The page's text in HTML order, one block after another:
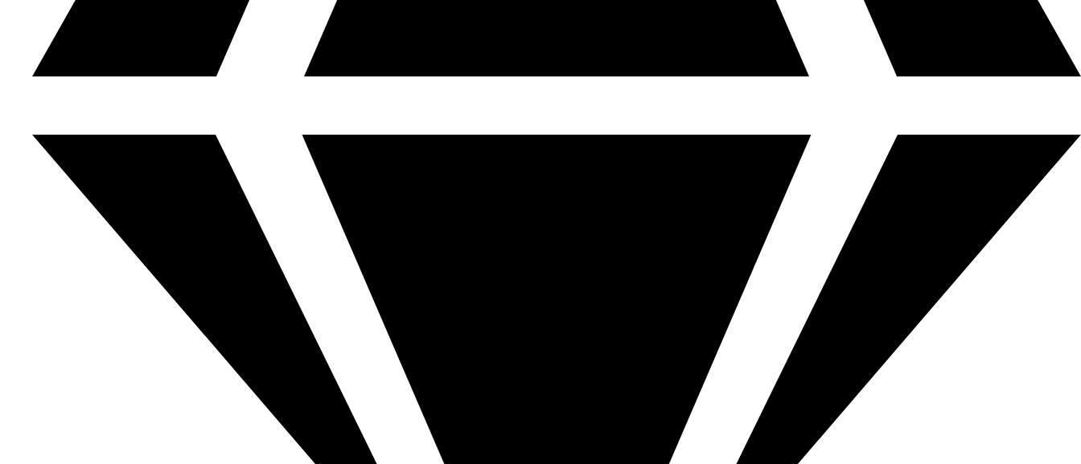
মেসির জোড়া গোল